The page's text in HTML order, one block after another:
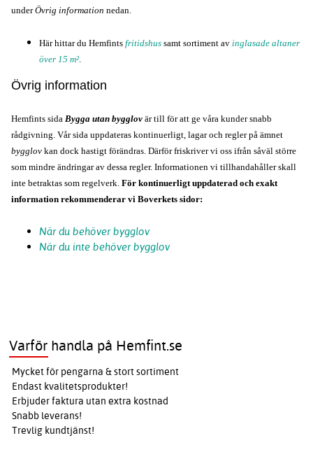
under Övrig information nedan.
Här hittar du Hemfints fritidshus samt sortiment av inglasade altaner
över 15 m²
Övrig information
Hemfints sida Bygga utan bygglov är till för att ge våra kunder snabb
bygglov kan dock hastigt förändras. Därför friskriver vi oss ifrån såväl större
som mindre ändringar av dessa regler. Informationen vi tillhandahåller skall
inte betraktas som regelverk. För kontinuerligt uppdaterad och exakt
information rekommenderar vi Boverkets sidor:
När du behöver bygglov
När du inte behöver bygglov
Varför handla på Hemfint.se
Mycket för pengarna & stort sortiment
Endast kvalitetsprodukter!
Erbjuder faktura utan extra kostnad
Snabb leverans!
Trevlig kundtjänst!